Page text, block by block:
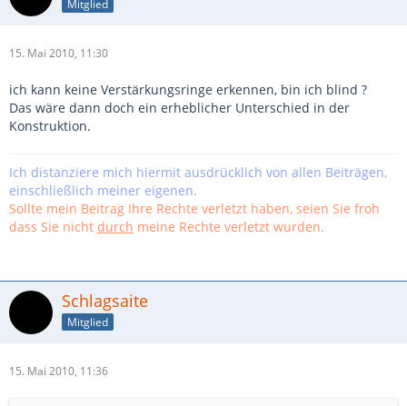
Mitglied
15. Mai 2010, 11:30
ich kann keine Verstärkungsringe erkennen, bin ich blind ?
Das wäre dann doch ein erheblicher Unterschied in der
Konstruktion.
Ich distanziere mich hiermit ausdrücklich von allen Beiträgen,
einschließlich meiner eigenen.
Sollte mein Beitrag Ihre Rechte verletzt haben, seien Sie froh
dass Sie nicht durch meine Rechte verletzt wurden.
Schlagsaite
Mitglied
15. Mai 2010, 11:36